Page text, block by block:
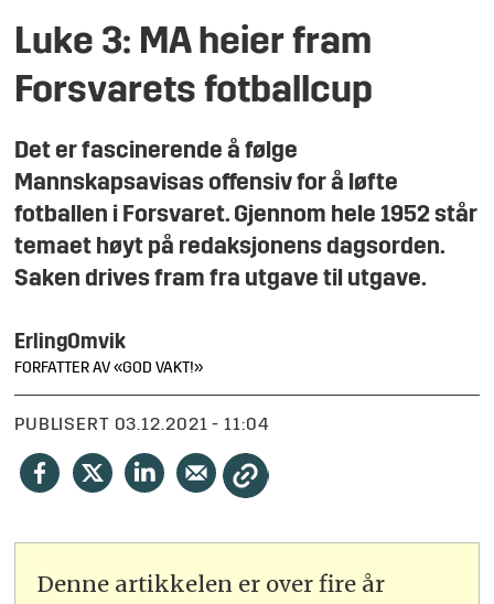
Luke 3: MA heier fram
Forsvarets fotballcup
Det er fascinerende å følge
Mannskapsavisas offensiv for å løfte
fotballen i Forsvaret. Gjennom hele 1952 står
temaet høyt på redaksjonens dagsorden.
Saken drives fram fra utgave til utgave.
ErlingOmvik
FORFATTER AV «GOD VAKT!»
PUBLISERT 03.12.2021 - 11:04
Denne artikkelen er over fire år